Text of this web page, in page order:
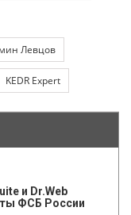
Левцов
KEDR Expert
и Dr.Web
ФСБ России